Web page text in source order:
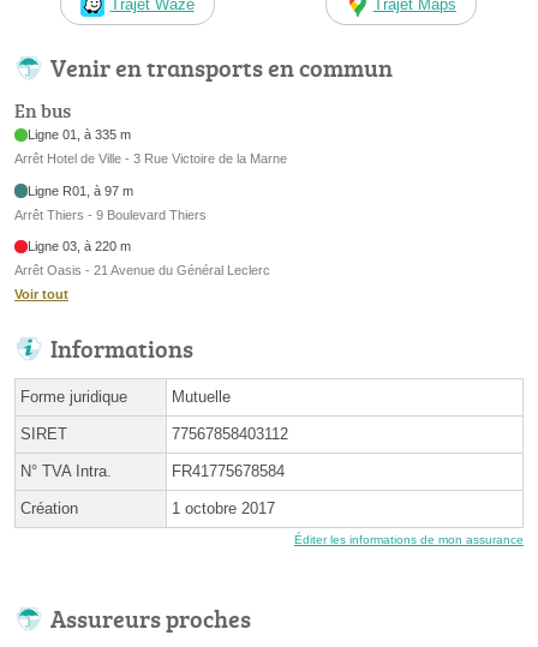
Trajet Waze Trajet Maps
Venir en transports en commun
En bus
Ligne 01, à 335 m
Arrêt Hotel de Ville - 3 Rue Victoire de la Marne
Ligne R01, à 97 m
Arrêt Thiers - 9 Boulevard Thiers
Ligne 03, à 220 m
Arrêt Oasis - 21 Avenue du Général Leclerc
Voir tout
Informations
Forme juridique Mutuelle
SIRET 77567858403112
N° TVA Intra. FR41775678584
Création 1 octobre 2017
Éditer les informations de mon assurance
Assureurs proches